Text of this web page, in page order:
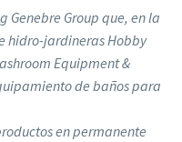
Genebre Group que, en la
hidro-jardineras Hobby
Equipment &
de baños para
en permanente